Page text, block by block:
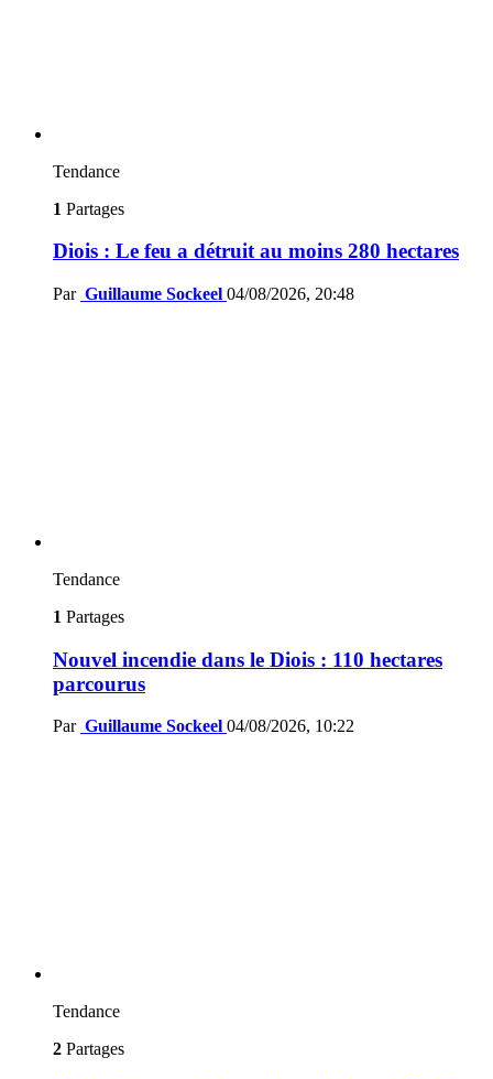
Tendance
1 Partages
Diois : Le feu a détruit au moins 280 hectares
Par Guillaume Sockeel 04/08/2026, 20:48
Tendance
1 Partages
Nouvel incendie dans le Diois : 110 hectares
parcourus
Par Guillaume Sockeel 04/08/2026, 10:22
Tendance
2 Partages